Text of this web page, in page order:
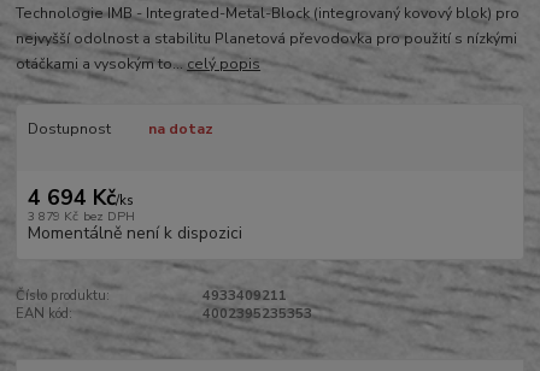
Technologie IMB - Integrated-Metal-Block (integrovaný kovový blok) pro
nejvyšší odolnost a stabilitu Planetová převodovka pro použití s nízkými
otáčkami a vysokým to...celý popis
Dostupnost na dotaz
4 694 Kč/ks
3 879 Kč bez DPH
Momentálně není k dispozici
Číslo produktu:
4933409211
EAN kód:
4002395235353